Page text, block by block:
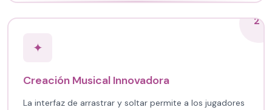
2
✦
Creación Musical Innovadora
La interfaz de arrastrar y soltar permite a los jugadores